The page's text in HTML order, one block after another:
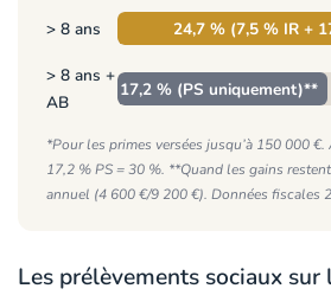
> 8 ans 24,7 % (7,5 % IR +
> 8 ans +
AB
17,2 % (PS uniquement)**
*Pour les primes versées jusqu’à 150 000
17,2 % PS = 30 %. **Quand les gains
annuel (4 600 €/9 200 €). Données fiscales
Les prélèvements sociaux sur